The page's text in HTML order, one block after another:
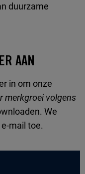
duurzame
AAN
in om onze
merkgroei volgens
We
mail toe.